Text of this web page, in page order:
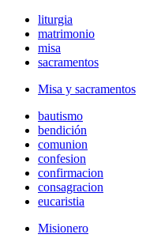
liturgia
matrimonio
misa
sacramentos
Misa y sacramentos
bautismo
bendición
comunion
confesion
confirmacion
consagracion
eucaristia
Misionero